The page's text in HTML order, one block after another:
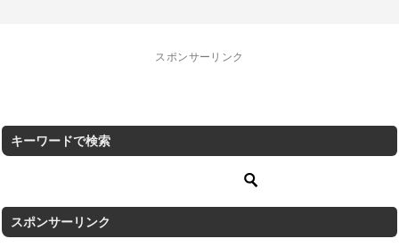
スポンサーリンク
キーワードで検索
スポンサーリンク